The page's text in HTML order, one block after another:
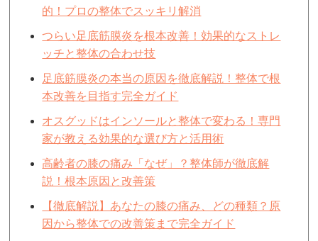
的！プロの整体でスッキリ解消
つらい足底筋膜炎を根本改善！効果的なストレ
ッチと整体の合わせ技
足底筋膜炎の本当の原因を徹底解説！整体で根
本改善を目指す完全ガイド
オスグッドはインソールと整体で変わる！専門
家が教える効果的な選び方と活用術
高齢者の膝の痛み「なぜ」？整体師が徹底解
説！根本原因と改善策
【徹底解説】あなたの膝の痛み、どの種類？原
因から整体での改善策まで完全ガイド